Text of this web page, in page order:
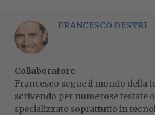
FRANCESCO DESTRI
Collaboratore
Francesco segue il mondo della
scrivendo per numerose testate
specializzato soprattutto in